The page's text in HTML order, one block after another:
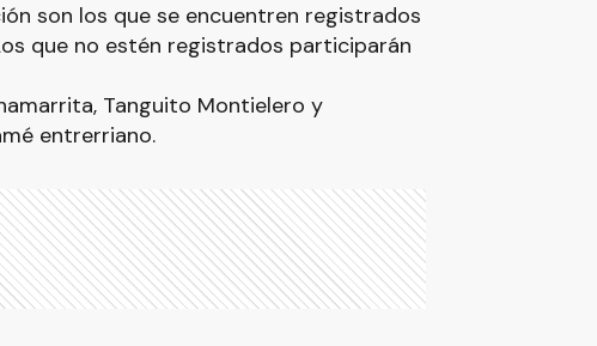
son los que se encuentren registrados
que no estén registrados participarán
Tanguito Montielero y
entrerriano.